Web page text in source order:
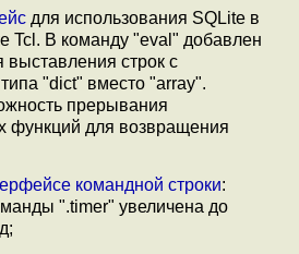
для использования SQLite в
Tcl. В команду "eval" добавлен
строк с
"dict" вместо "array".
прерывания
функций для возвращения
командной строки:
".timer" увеличена до